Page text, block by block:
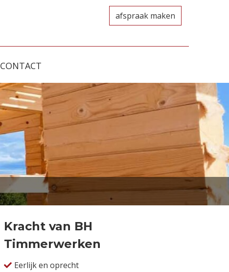
afspraak maken
CONTACT
Kracht van BH
Timmerwerken
Eerlijk en oprecht